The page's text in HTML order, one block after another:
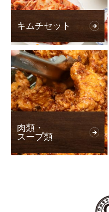
キムチセット
肉類・
スープ類